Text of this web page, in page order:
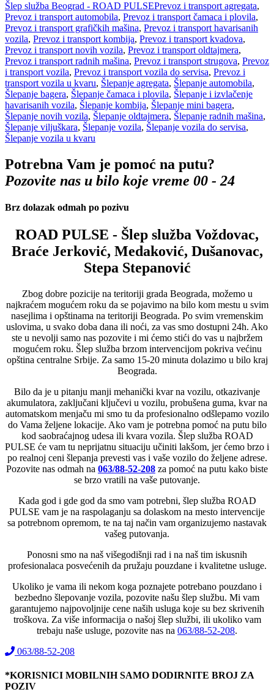
Šlep služba Beograd - ROAD PULSEPrevoz i transport agregata,
Prevoz i transport automobila, Prevoz i transport čamaca i plovila,
Prevoz i transport grafičkih mašina, Prevoz i transport havarisanih
vozila, Prevoz i transport kombija, Prevoz i transport kvadova,
Prevoz i transport novih vozila, Prevoz i transport oldtajmera,
Prevoz i transport radnih mašina, Prevoz i transport strugova, Prevoz
i transport vozila, Prevoz i transport vozila do servisa, Prevoz i
transport vozila u kvaru, Šlepanje agregata, Šlepanje automobila,
Šlepanje bagera, Šlepanje čamaca i plovila, Šlepanje i izvlačenje
havarisanih vozila, Šlepanje kombija, Šlepanje mini bagera,
Šlepanje novih vozila, Šlepanje oldtajmera, Šlepanje radnih mašina,
Šlepanje viljuškara, Šlepanje vozila, Šlepanje vozila do servisa,
Šlepanje vozila u kvaru
Potrebna Vam je pomoć na putu?
Pozovite nas u bilo koje vreme 00 - 24
Brz dolazak odmah po pozivu
ROAD PULSE - Šlep služba Voždovac,
Braće Jerković, Medaković, Dušanovac,
Stepa Stepanović
Zbog dobre pozicije na teritoriji grada Beograda, možemo u
najkraćem mogućem roku da se pojavimo na bilo kom mestu u svim
nasejlima i opštinama na teritoriji Beograda. Po svim vremenskim
uslovima, u svako doba dana ili noći, za vas smo dostupni 24h. Ako
ste u nevolji samo nas pozovite i mi ćemo stići do vas u najbržem
mogućem roku. Šlep služba brzom intervencijom pokriva većinu
opština centralne Srbije. Za samo 15-20 minuta dolazimo u bilo kraj
Beograda.
Bilo da je u pitanju manji mehanički kvar na vozilu, otkazivanje
akumulatora, zaključani ključevi u vozilu, probušena guma, kvar na
automatskom menjaču mi smo tu da profesionalno odšlepamo vozilo
do Vama željene lokacije. Ako vam je potrebna pomoć na putu bilo
kod saobraćajnog udesa ili kvara vozila. Šlep služba ROAD
PULSE će vam tu neprijatnu situaciju učiniti lakšom, jer ćemo brzo i
po realnoj ceni šlepanja prevesti vas i vaše vozilo do željene adrese.
Pozovite nas odmah na 063/88-52-208 za pomoć na putu kako biste
se brzo vratili na vaše putovanje.
Kada god i gde god da smo vam potrebni, šlep služba ROAD
PULSE vam je na raspolaganju sa dolaskom na mesto intervencije
sa potrebnom opremom, te na taj način vam organizujemo nastavak
vašeg putovanja.
Ponosni smo na naš višegodišnji rad i na naš tim iskusnih
profesionalaca posvećenih da pružaju pouzdane i kvalitetne usluge.
Ukoliko je vama ili nekom koga poznajete potrebano pouzdano i
bezbedno šlepovanje vozila, pozovite našu šlep službu. Mi vam
garantujemo najpovoljnije cene naših usluga koje su bez skrivenih
troškova. Za više informacija o našoj šlep službi, ili ukoliko vam
trebaju naše usluge, pozovite nas na 063/88-52-208.
063/88-52-208
*KORISNICI MOBILNIH SAMO DODIRNITE BROJ ZA
POZIV